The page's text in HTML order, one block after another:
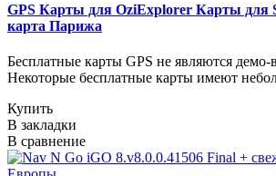
GPS Карты для OziExplorer Карты для
карта Парижа
Бесплатные карты GPS не являются демо-
Некоторые бесплатные карты имеют
Купить
В закладки
В сравнение